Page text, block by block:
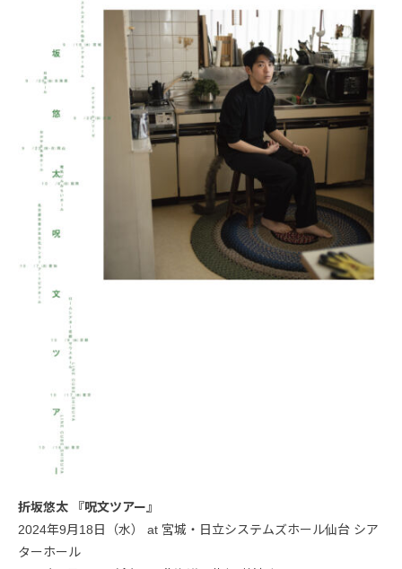
折坂悠太 『呪文ツアー』
2024年9月18日（水） at 宮城・日立システムズホール仙台 シア
ターホール